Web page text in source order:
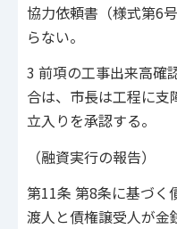
協力依頼書（様式第6
らない。
3 前項の工事出来高確
合は、市長は工程に支
立入りを承認する。
（融資実行の報告）
第11条 第8条に基づく
渡人と債権譲受人が金